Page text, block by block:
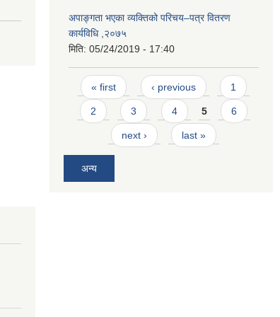
अपाङ्गता भएका व्यक्तिको परिचय–पत्र वितरण
कार्यविधि ,२०७५
मिति: 05/24/2019 - 17:40
Pages
« first ‹ previous 1
2 3 4 5 6
next › last »
अन्य